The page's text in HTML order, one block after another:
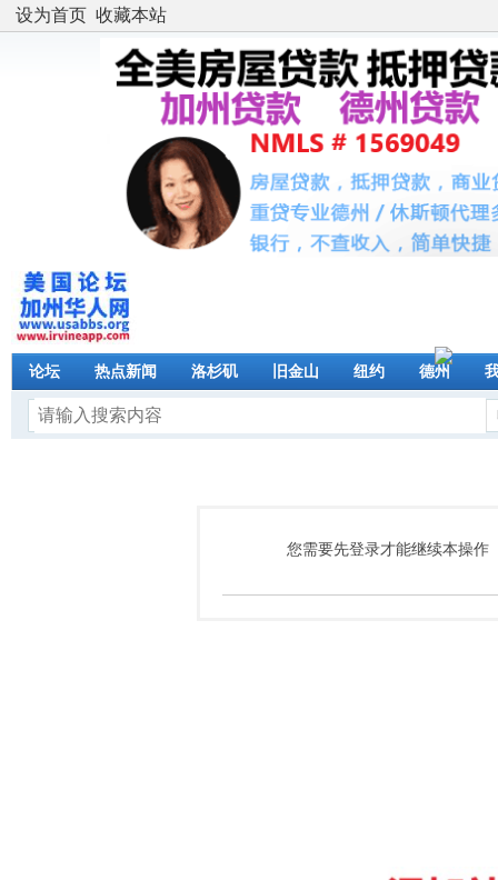
设为首页 收藏本站
论坛 热点新闻 洛杉矶 旧金山 纽约 德州
您需要先登录才能继续本操作